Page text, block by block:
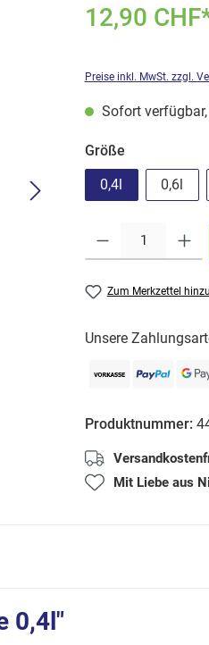
12,90
Preise inkl. MwSt. zzgl.
Sofort
Größeauswählen
0,4l 0,6l
Zum Merkzettel
Unsere
Produktnummer:
Mit Liebe aus
0,4l"